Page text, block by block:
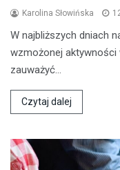
Karolina Słowińska
W najbliższych dniach
wzmożonej aktywności
zauważyć…
Czytaj dalej